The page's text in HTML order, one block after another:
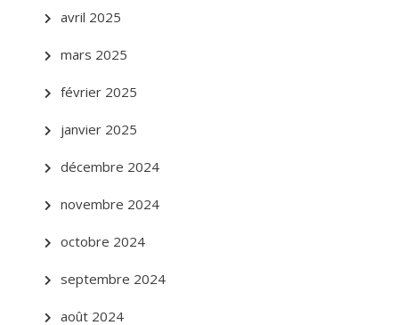
avril 2025
mars 2025
février 2025
janvier 2025
décembre 2024
novembre 2024
octobre 2024
septembre 2024
août 2024